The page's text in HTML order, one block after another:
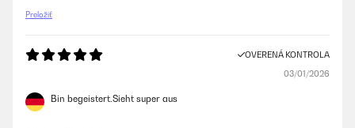
Preložiť
OVERENÁ KONTROLA
03/01/2026
Bin begeistert.Sieht super aus